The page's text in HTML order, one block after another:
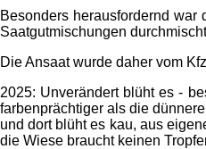
Besonders herausfordernd
Saatgutmischungen
Die Ansaat wurde daher vom
2025: Unverändert blüht es -
farbenprächtiger als die
und dort blüht es kau, aus
die Wiese braucht keinen